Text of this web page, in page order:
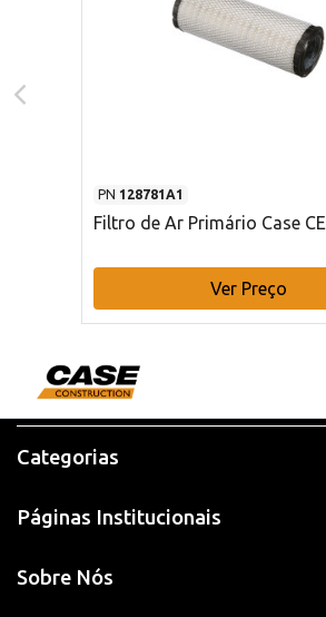
PN 128781A1
Filtro de Ar Primário Case CE
Ver Preço
Categorias
Páginas Institucionais
Sobre Nós